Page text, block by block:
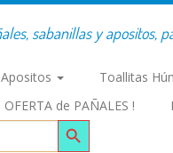
sabanillas y apositos,
Toallitas
OFERTA de PAÑALES !
Botón de búsqueda